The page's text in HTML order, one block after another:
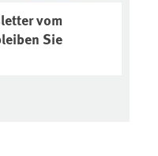
vom
Sie